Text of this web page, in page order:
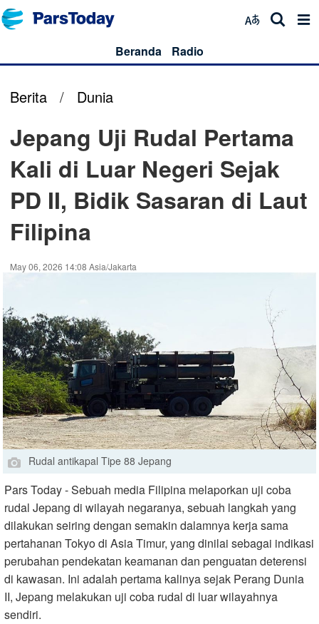
Beranda Radio
Berita / Dunia
Jepang Uji Rudal Pertama
Kali di Luar Negeri Sejak
PD II, Bidik Sasaran di Laut
Filipina
May 06, 2026 14:08 Asia/Jakarta
Rudal antikapal Tipe 88 Jepang
Pars Today - Sebuah media Filipina melaporkan uji coba
rudal Jepang di wilayah negaranya, sebuah langkah yang
dilakukan seiring dengan semakin dalamnya kerja sama
pertahanan Tokyo di Asia Timur, yang dinilai sebagai indikasi
perubahan pendekatan keamanan dan penguatan deterensi
di kawasan. Ini adalah pertama kalinya sejak Perang Dunia
II, Jepang melakukan uji coba rudal di luar wilayahnya
sendiri.